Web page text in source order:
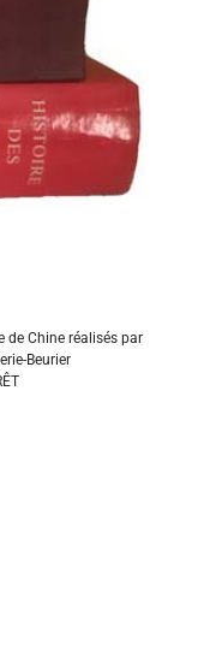
de Chine réalisés par
Beurier